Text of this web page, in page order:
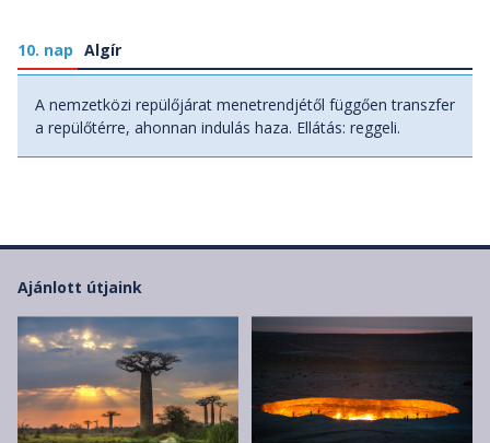
10. nap Algír
A nemzetközi repülőjárat menetrendjétől függően transzfer
a repülőtérre, ahonnan indulás haza. Ellátás: reggeli.
Ajánlott útjaink